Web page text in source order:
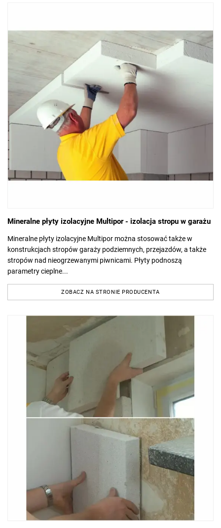
Mineralne płyty izolacyjne Multipor - izolacja stropu w garażu
Mineralne płyty izolacyjne Multipor można stosować także w
konstrukcjach stropów garaży podziemnych, przejazdów, a także
stropów nad nieogrzewanymi piwnicami. Płyty podnoszą
parametry cieplne...
ZOBACZ NA STRONIE PRODUCENTA